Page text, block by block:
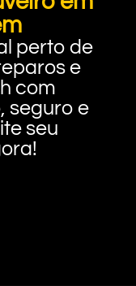
perto de
e
com
seguro e
seu